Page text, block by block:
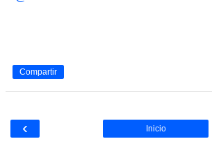
Compartir
‹ Inicio